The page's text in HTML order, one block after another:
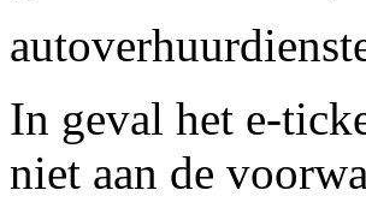
In geval het e-
niet aan de